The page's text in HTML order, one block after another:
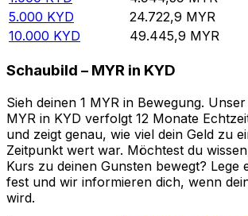
5.000 KYD 24.722,9 MYR
10.000 KYD 49.445,9 MYR
Schaubild – MYR in KYD
Sieh deinen 1 MYR in Bewegung.
MYR in KYD verfolgt 12 Monate
und zeigt genau, wie viel dein Geld zu
Zeitpunkt wert war. Möchtest du
Kurs zu deinen Gunsten bewegt? Lege
fest und wir informieren dich, wenn
wird.